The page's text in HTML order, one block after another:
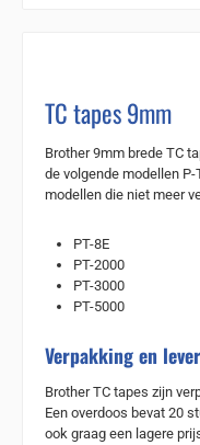
TC tapes 9mm
Brother 9mm brede TC
de volgende modellen
modellen die niet meer
PT-8E
PT-2000
PT-3000
PT-5000
Verpakking en
Brother TC tapes zijn
Een overdoos bevat 20
ook graag een lagere